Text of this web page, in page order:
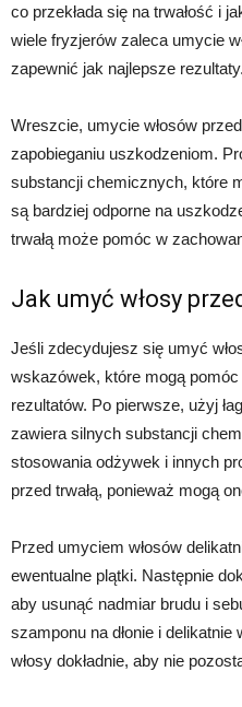
co przekłada się na trwałość i
wiele fryzjerów zaleca umycie
zapewnić jak najlepsze rezultaty.
Wreszcie, umycie włosów
zapobieganiu uszkodzeniom.
substancji chemicznych, które
są bardziej odporne na
trwałą może pomóc w
Jak umyć włosy
Jeśli zdecydujesz się umyć
wskazówek, które mogą
rezultatów. Po pierwsze, użyj
zawiera silnych substancji
stosowania odżywek i innych
przed trwałą, ponieważ mogą
Przed umyciem włosów
ewentualne plątki. Następnie
aby usunąć nadmiar brudu i
szamponu na dłonie i delikatnie
włosy dokładnie, aby nie